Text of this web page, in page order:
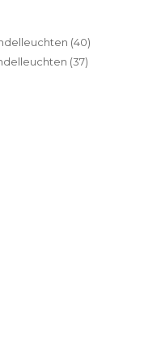
(40)
(37)